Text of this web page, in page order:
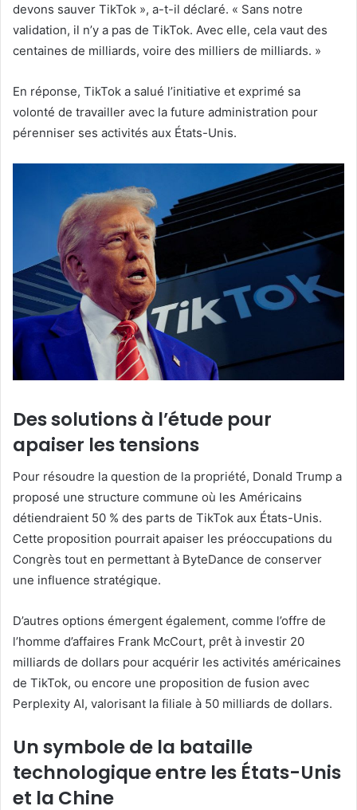
devons sauver TikTok », a-t-il déclaré. « Sans notre
validation, il n’y a pas de TikTok. Avec elle, cela vaut des
centaines de milliards, voire des milliers de milliards. »
En réponse, TikTok a salué l’initiative et exprimé sa
volonté de travailler avec la future administration pour
pérenniser ses activités aux États-Unis.
Des solutions à l’étude pour
apaiser les tensions
Pour résoudre la question de la propriété, Donald Trump a
proposé une structure commune où les Américains
détiendraient 50 % des parts de TikTok aux États-Unis.
Cette proposition pourrait apaiser les préoccupations du
Congrès tout en permettant à ByteDance de conserver
une influence stratégique.
D’autres options émergent également, comme l’offre de
l’homme d’affaires Frank McCourt, prêt à investir 20
milliards de dollars pour acquérir les activités américaines
de TikTok, ou encore une proposition de fusion avec
Perplexity AI, valorisant la filiale à 50 milliards de dollars.
Un symbole de la bataille
technologique entre les États-Unis
et la Chine